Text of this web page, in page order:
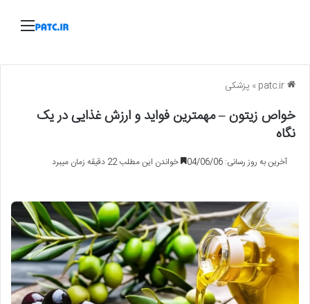
» پزشکی
خواص زیتون – مهمترین فواید و ارزش غذایی در یک
نگاه
آخرین به روز رسانی: 04/06/06 خواندن این مطلب 22 دقیقه زمان میبرد